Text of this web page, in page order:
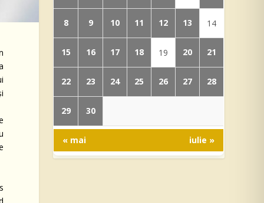
8 9 10 11 12 13 14
15 16 17 18 19 20 21
22 23 24 25 26 27 28
29 30
« mai iulie »